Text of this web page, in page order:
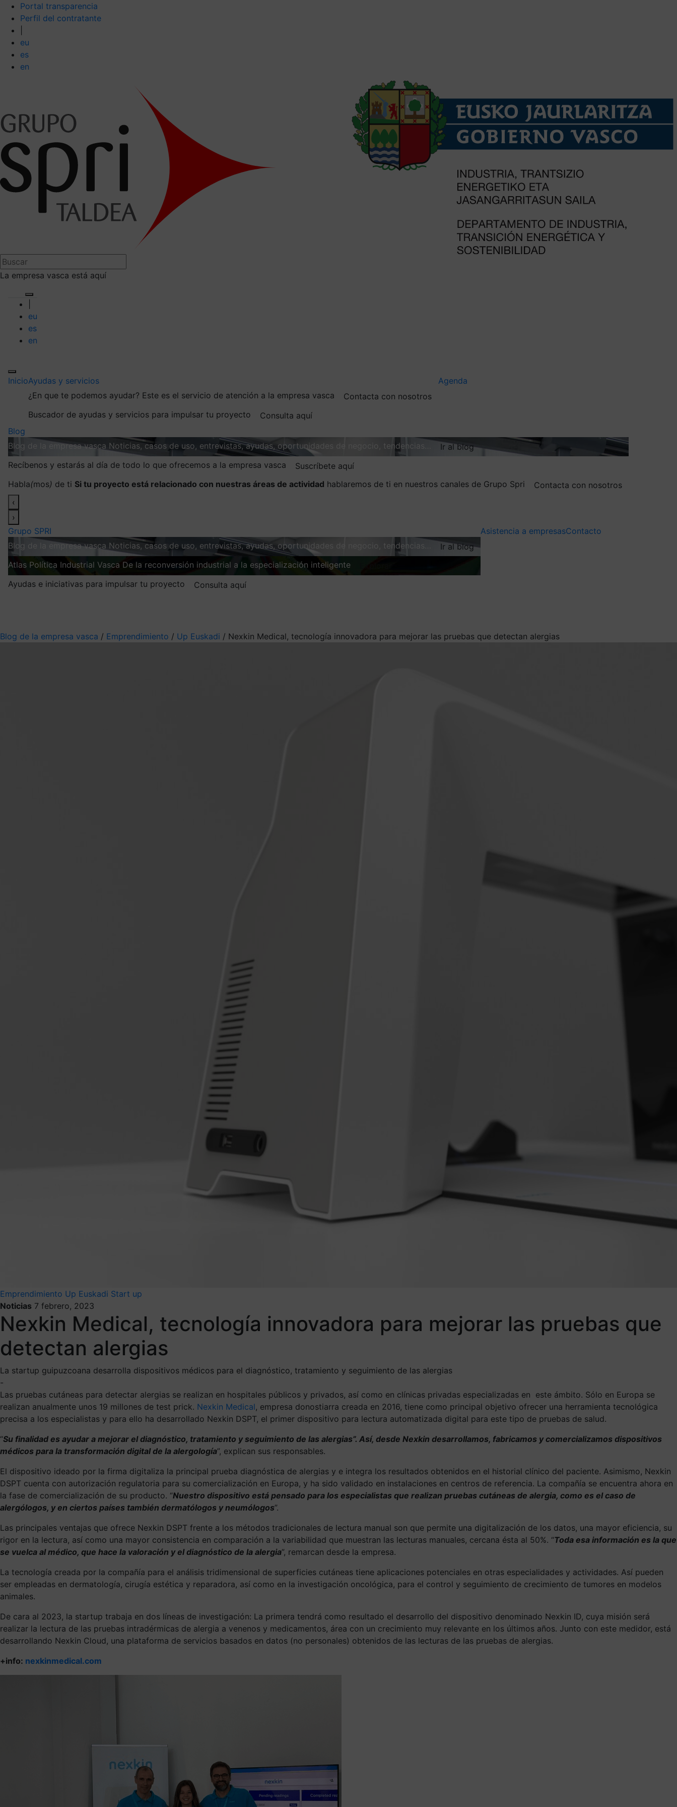
Portal transparencia
Perfil del contratante
eu
es
en
La empresa vasca está aquí
eu
es
en
InicioAyudas y servicios
¿En que te podemos ayudar? Este es el servicio de atención a la empresa vasca
Contacta con nosotros
Buscador de ayudas y servicios para impulsar tu proyecto
Consulta aquí
Agenda
Blog
Blog de la empresa vasca Noticias, casos de uso, entrevistas, ayudas, oportunidades de negocio, tendencias…
Ir al blog
Recíbenos y estarás al día de todo lo que ofrecemos a la empresa vasca
Suscríbete aquí
Habla(mos) de ti Si tu proyecto está relacionado con nuestras áreas de actividad hablaremos de ti en nuestros canales de Grupo Spri
Contacta con nosotros
‹
›
Grupo SPRI
Blog de la empresa vasca Noticias, casos de uso, entrevistas, ayudas, oportunidades de negocio, tendencias…
Ir al blog
Atlas Política Industrial Vasca De la reconversión industrial a la especialización inteligente
Ayudas e iniciativas para impulsar tu proyecto
Consulta aquí
Asistencia a empresasContacto
Blog de la empresa vasca / Emprendimiento / Up Euskadi / Nexkin Medical, tecnología innovadora para mejorar las pruebas que detectan alergias
Emprendimiento Up Euskadi Start up
Noticias 7 febrero, 2023
Nexkin Medical, tecnología innovadora para mejorar las pruebas que
detectan alergias
La startup guipuzcoana desarrolla dispositivos médicos para el diagnóstico, tratamiento y seguimiento de las alergias
-
Las pruebas cutáneas para detectar alergias se realizan en hospitales públicos y privados, así como en clínicas privadas especializadas en este ámbito. Sólo en Europa se
realizan anualmente unos 19 millones de test prick. Nexkin Medical, empresa donostiarra creada en 2016, tiene como principal objetivo ofrecer una herramienta tecnológica
precisa a los especialistas y para ello ha desarrollado Nexkin DSPT, el primer dispositivo para lectura automatizada digital para este tipo de pruebas de salud.
“Su finalidad es ayudar a mejorar el diagnóstico, tratamiento y seguimiento de las alergias”. Así, desde Nexkin desarrollamos, fabricamos y comercializamos dispositivos
médicos para la transformación digital de la alergología”, explican sus responsables.
El dispositivo ideado por la firma digitaliza la principal prueba diagnóstica de alergias y e integra los resultados obtenidos en el historial clínico del paciente. Asimismo, Nexkin
DSPT cuenta con autorización regulatoria para su comercialización en Europa, y ha sido validado en instalaciones en centros de referencia. La compañía se encuentra ahora en
la fase de comercialización de su producto. “Nuestro dispositivo está pensado para los especialistas que realizan pruebas cutáneas de alergia, como es el caso de
alergólogos, y en ciertos países también dermatólogos y neumólogos”.
Las principales ventajas que ofrece Nexkin DSPT frente a los métodos tradicionales de lectura manual son que permite una digitalización de los datos, una mayor eficiencia, su
rigor en la lectura, así como una mayor consistencia en comparación a la variabilidad que muestran las lecturas manuales, cercana ésta al 50%. “Toda esa información es la que
se vuelca al médico, que hace la valoración y el diagnóstico de la alergia”, remarcan desde la empresa.
La tecnología creada por la compañía para el análisis tridimensional de superficies cutáneas tiene aplicaciones potenciales en otras especialidades y actividades. Así pueden
ser empleadas en dermatología, cirugía estética y reparadora, así como en la investigación oncológica, para el control y seguimiento de crecimiento de tumores en modelos
animales.
De cara al 2023, la startup trabaja en dos líneas de investigación: La primera tendrá como resultado el desarrollo del dispositivo denominado Nexkin ID, cuya misión será
realizar la lectura de las pruebas intradérmicas de alergia a venenos y medicamentos, área con un crecimiento muy relevante en los últimos años. Junto con este medidor, está
desarrollando Nexkin Cloud, una plataforma de servicios basados en datos (no personales) obtenidos de las lecturas de las pruebas de alergias.
+info: nexkinmedical.com